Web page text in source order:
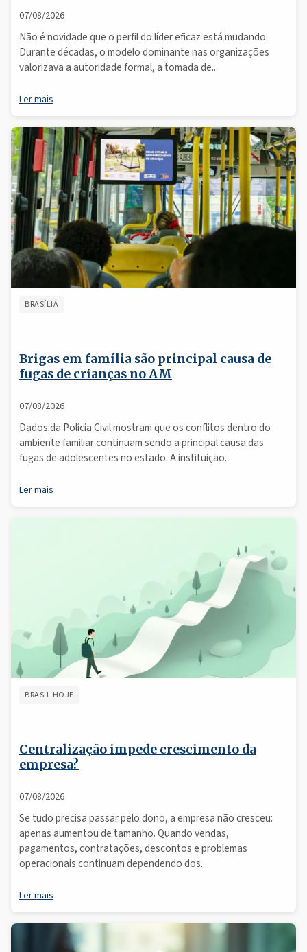
07/08/2026
Não é novidade que o perfil do líder eficaz está mudando.
Durante décadas, o modelo dominante nas organizações
valorizava a autoridade formal, a tomada de...
Ler mais
BRASÍLIA
Brigas em família são principal causa de
fugas de crianças no AM
07/08/2026
Dados da Polícia Civil mostram que os conflitos dentro do
ambiente familiar continuam sendo a principal causa das
fugas de adolescentes no estado. A instituição...
Ler mais
BRASIL HOJE
Centralização impede crescimento da
empresa?
07/08/2026
Se tudo precisa passar pelo dono, a empresa não cresceu:
apenas aumentou de tamanho. Quando vendas,
pagamentos, contratações, descontos e problemas
operacionais continuam dependendo dos...
Ler mais